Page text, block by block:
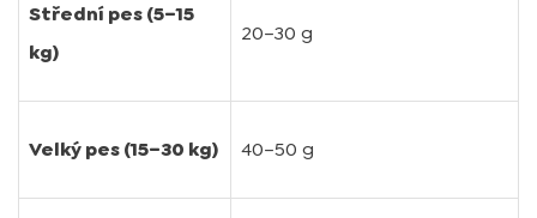
Střední pes (5–15
kg)
20–30 g
Velký pes (15–30 kg) 40–50 g